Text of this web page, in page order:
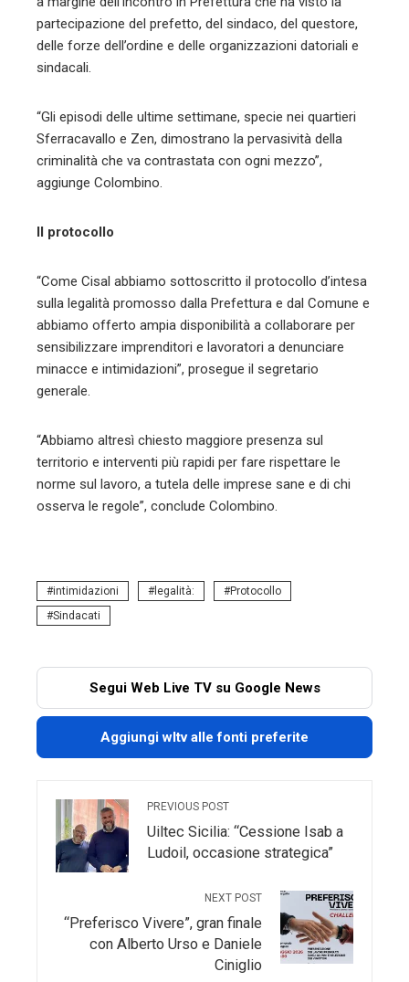
partecipazione del prefetto, del sindaco, del questore,
delle forze dell’ordine e delle organizzazioni datoriali e
sindacali.
“Gli episodi delle ultime settimane, specie nei quartieri
Sferracavallo e Zen, dimostrano la pervasività della
criminalità che va contrastata con ogni mezzo”,
aggiunge Colombino.
Il protocollo
“Come Cisal abbiamo sottoscritto il protocollo d’intesa
sulla legalità promosso dalla Prefettura e dal Comune e
abbiamo offerto ampia disponibilità a collaborare per
sensibilizzare imprenditori e lavoratori a denunciare
minacce e intimidazioni”, prosegue il segretario
generale.
“Abbiamo altresì chiesto maggiore presenza sul
territorio e interventi più rapidi per fare rispettare le
norme sul lavoro, a tutela delle imprese sane e di chi
osserva le regole”, conclude Colombino.
intimidazioni legalità:
Protocollo
Sindacati
Segui Web Live TV su Google News
Aggiungi wltv alle fonti preferite
PREVIOUS POST
Uiltec Sicilia: “Cessione Isab a
Ludoil, occasione strategica”
NEXT POST
“Preferisco Vivere”, gran finale
con Alberto Urso e Daniele
Ciniglio